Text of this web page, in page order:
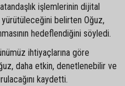
işlemlerinin dijital
belirten Oğuz,
hedeflendiğini söyledi.
ihtiyaçlarına göre
daha etkin, denetlenebilir ve
kaydetti.